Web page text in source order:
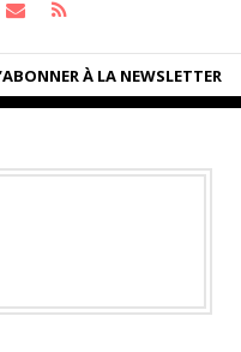
À LA NEWSLETTER